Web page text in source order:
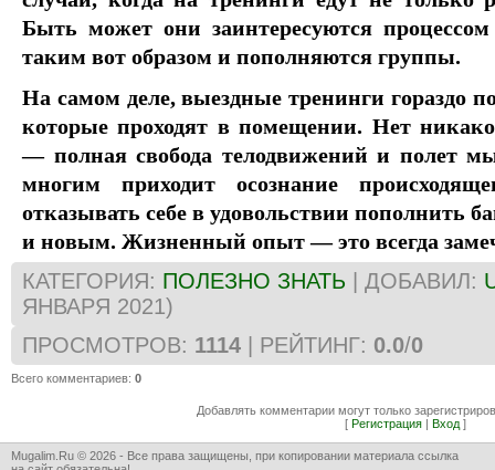
Быть может они заинтересуются
таким вот образом и пополняются группы.
На самом деле, выездные тренинги гораздо
которые проходят в помещении. Нет
— полная свобода телодвижений и полет
многим приходит осознание
отказывать себе в удовольствии пополнить
и новым. Жизненный опыт — это всегда
КАТЕГОРИЯ: ПОЛЕЗНО ЗНАТЬ ДОБАВИЛ:
ЯНВАРЯ 2021)
ПРОСМОТРОВ: 1114 РЕЙТИНГ: 0.0/0
Всего комментариев: 0
Добавлять комментарии могут только
[ Регистрация | Вход ]
Mugalim.Ru © 2026 - Все права защищены, при копировании материала ссылка